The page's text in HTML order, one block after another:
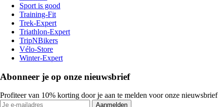
Sport is good
Training-Fit
Trek-Expert
Triathlon-Expert
TripNBikers
Vélo-Store
Winter-Expert
Abonneer je op onze nieuwsbrief
Profiteer van 10% korting door je aan te melden voor onze nieuwsbrief
Aanmelden